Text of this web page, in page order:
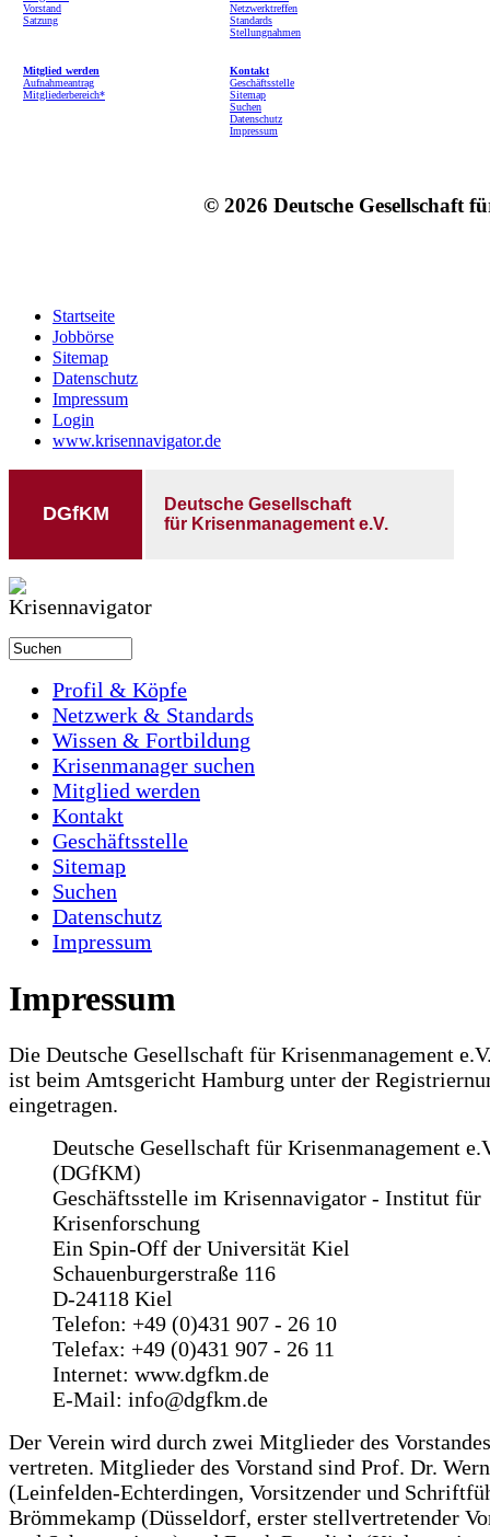
Vorstand
Satzung
Netzwerktreffen
Standards
Stellungnahmen
Mitglied werden
Aufnahmeantrag
Mitgliederbereich*
Kontakt
Geschäftsstelle
Sitemap
Suchen
Datenschutz
Impressum
© 2026 Deutsche Gesellschaft
Startseite
Jobbörse
Sitemap
Datenschutz
Impressum
Login
www.krisennavigator.de
DGfKM
Deutsche Gesellschaft
für Krisenmanagement e.V.
Profil & Köpfe
Netzwerk & Standards
Wissen & Fortbildung
Krisenmanager suchen
Mitglied werden
Kontakt
Geschäftsstelle
Sitemap
Suchen
Datenschutz
Impressum
Impressum
Die Deutsche Gesellschaft für Krisenmanagement
ist beim Amtsgericht Hamburg unter der
eingetragen.
Deutsche Gesellschaft für Krisenmanagement
(DGfKM)
Geschäftsstelle im Krisennavigator - Institut für
Krisenforschung
Ein Spin-Off der Universität Kiel
Schauenburgerstraße 116
D-24118 Kiel
Telefon: +49 (0)431 907 - 26 10
Telefax: +49 (0)431 907 - 26 11
Internet: www.dgfkm.de
E-Mail: info@dgfkm.de
Der Verein wird durch zwei Mitglieder des
vertreten. Mitglieder des Vorstand sind Prof. Dr.
(Leinfelden-Echterdingen, Vorsitzender und
Brömmekamp (Düsseldorf, erster stellvertretender